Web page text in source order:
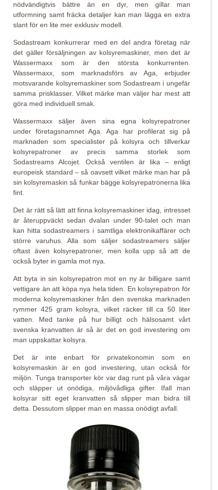
nödvändigtvis bättre än en dyr, men gillar man
utformning samt fräcka detaljer kan man lägga en extra
slant för en lite mer exklusiv modell.
Sodastream konkurrerar med en del andra företag när
det gäller försäljningen av kolsyremaskiner, men det är
Wassermaxx som är den största konkurrenten.
Wassermaxx, som marknadsförs av Aga, erbjuder
motsvarande kolsyremaskiner som Sodastream i ungefär
samma prisklasser. Vilket märke man väljer har mest att
göra med individuell smak.
Wassermaxx säljer även sina egna kolsyrepatroner
under företagsnamnet Aga. Aga har profilerat sig på
marknaden som specialister på kolsyra och tillverkar
kolsyrepatroner av precis samma storlek som
Sodastreams Alcojet. Också ventilen är lika – enligt
europeisk standard – så oavsett vilket märke man har på
sin kolsyremaskin så funkar bägge kolsyrepatronerna lika
fint.
Det är rätt så lätt att finna kolsyremaskiner idag, intresset
är återuppväckt sedan dvalan under 90-talet och man
kan hitta sodastreamers i samtliga elektronikaffärer och
större varuhus. Alla som säljer sodastreamers säljer
oftast även kolsyrepatroner, men kolla upp så att de
också byter in gamla mot nya.
Att byta in sin kolsyrepatron mot en ny är billigare samt
vettigare än att köpa nya hela tiden. En kolsyrepatron för
moderna kolsyremaskiner från den svenska marknaden
rymmer 425 gram kolsyra, vilket räcker till ca 50 liter
vatten. Med tanke på hur billigt och hälsosamt vårt
svenska kranvatten är så är det en god investering om
man uppskattar kolsyra.
Det är inte enbart för privatekonomin som en
kolsyremaskin är en god investering, utan också för
miljön. Tunga transporter kör var dag runt på våra vägar
och släpper ut onödiga, miljövådliga gifter. Ifall man
kolsyrar sitt eget kranvatten så slipper man bidra till
detta. Dessutom slipper man en massa onödigt avfall.